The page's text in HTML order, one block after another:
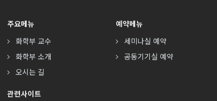
주요메뉴
화학부 교수
화학부 소개
오시는 길
예약메뉴
세미나실 예약
공동기기실 예약
관련사이트